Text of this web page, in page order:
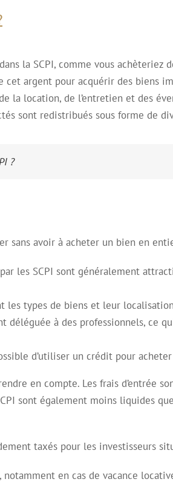
la SCPI, comme vous achèteriez
cet argent pour acquérir des biens
la location, de l’entretien et des
sont redistribués sous forme de
?
sans avoir à acheter un bien en
les SCPI sont généralement
les types de biens et leur
déléguée à des professionnels, ce
d’utiliser un crédit pour
en compte. Les frais
sont également moins liquides
taxés pour les investisseurs
en cas de vacance